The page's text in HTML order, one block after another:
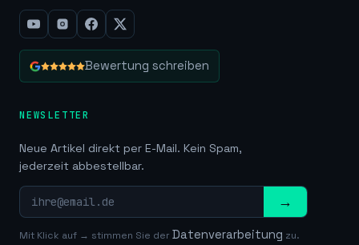
Bewertung schreiben
NEWSLETTER
Neue Artikel direkt per E-Mail. Kein Spam,
jederzeit abbestellbar.
→
Mit Klick auf → stimmen Sie der Datenverarbeitung zu.